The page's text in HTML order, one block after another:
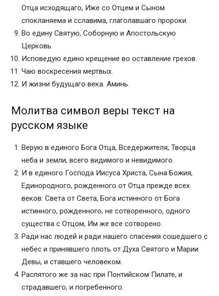
Отца исходящаго, Иже со Отцем и Сыном
спокланяема и сславима, глаголавшаго пророки.
Во едину Святую, Соборную и Апостольскую
Церковь.
Исповедую едино крещение во оставление грехов.
Чаю воскресения мертвых.
И жизни будущаго века. Аминь.
Молитва символ веры текст на
русском языке
Верую в единого Бога Отца, Вседержителя, Творца
неба и земли, всего видимого и невидимого.
И в единого Господа Иисуса Христа, Сына Божия,
Единородного, рожденного от Отца прежде всех
веков: Света от Света, Бога истинного от Бога
истинного, рожденного, не сотворенного, одного
существа с Отцом, Им же все сотворено.
Ради нас людей и ради нашего спасения сошедшего с
небес и принявшего плоть от Духа Святого и Марии
Девы, и ставшего человеком.
Распятого же за нас при Понтийском Пилате, и
страдавшего, и погребенного.